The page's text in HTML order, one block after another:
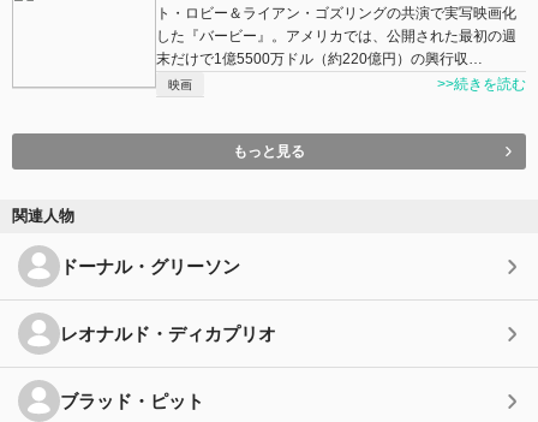
ト・ロビー＆ライアン・ゴズリングの共演で実写映画化
した『バービー』。アメリカでは、公開された最初の週
末だけで1億5500万ドル（約220億円）の興行収…
映画 >>続きを読む
もっと見る
関連人物
ドーナル・グリーソン
レオナルド・ディカプリオ
ブラッド・ピット